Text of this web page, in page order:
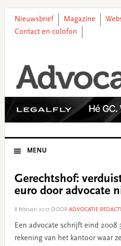
primary
main
primary
footer
Nieuwsbrief Magazine
Contact en colofon
MENU
Gerechtshof:
euro door advocate
8 februari 2017 DOOR ADVOCATIE
Een advocate schrijft eind 2008
rekening van het kantoor waar